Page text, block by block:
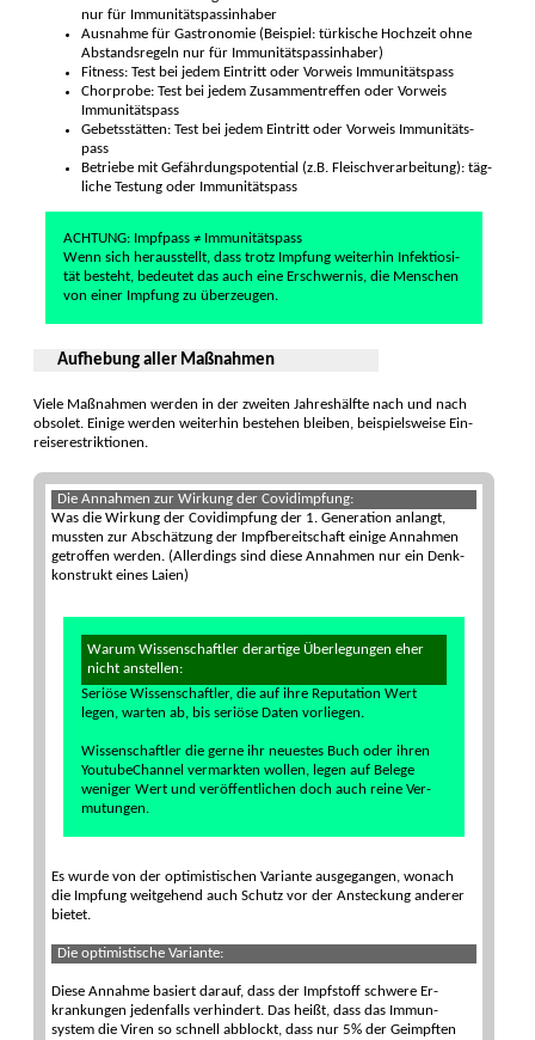
nur für Immuni­täts­pass­inhaber
Ausnahme für Gastro­nomie (Beispiel: tür­kische Hoch­zeit ohne
Abstands­regeln nur für Immuni­täts­pass­inhaber)
Fitness: Test bei jedem Ein­tritt oder Vor­weis Immuni­täts­pass
Chorprobe: Test bei jedem Zusammen­treffen oder Vor­weis
Immuni­täts­pass
Gebetsstätten: Test bei jedem Ein­tritt oder Vor­weis Immuni­täts­
pass
Betriebe mit Gefähr­dungs­potential (z.B. Fleisch­verar­beitung): täg­
liche Testung oder Immuni­täts­pass
ACHTUNG: Impf­pass ≠ Immu­nitäts­pass
Wenn sich heraus­stellt, dass trotz Impfung weiter­hin Infek­tiosi­
tät besteht, bedeutet das auch eine Er­schwer­nis, die Men­schen
von einer Impfung zu über­zeugen.
Aufhebung aller Maßnahmen
Viele Maß­nahmen werden in der zweiten Jahres­hälfte nach und nach
obsolet. Einige werden weiter­hin bestehen bleiben, beispiels­weise Ein­
reise­restrik­tionen.
Die Annahmen zur Wirkung der Covidimpfung:
Was die Wirkung der Covid­impfung der 1. Gene­ration anlangt,
mussten zur Ab­schät­zung der Impf­bereit­schaft einige An­nahmen
getroffen werden. (Aller­dings sind diese An­nahmen nur ein Denk­
konstrukt eines Laien)
Warum Wissen­schaftler derartige Über­legungen eher
nicht an­stellen:
Seriöse Wissen­schaftler, die auf ihre Repu­ta­tion Wert
legen, warten ab, bis seri­öse Daten vor­liegen.
Wissenschaftler die gerne ihr neu­estes Buch oder ihren
You­tube­Channel vermark­ten wollen, legen auf Belege
weniger Wert und veröffent­lichen doch auch reine Ver­
mutungen.
Es wurde von der opti­misti­schen Vari­ante ausge­gangen, wonach
die Impfung weit­gehend auch Schutz vor der An­steckung ande­rer
bietet.
Die optimis­tische Variante:
Diese Annahme basiert darauf, dass der Impf­stoff schwere Er­
krankungen jeden­falls verhindert. Das heißt, dass das Immun­
system die Viren so schnell ab­blockt, dass nur 5% der Ge­impften